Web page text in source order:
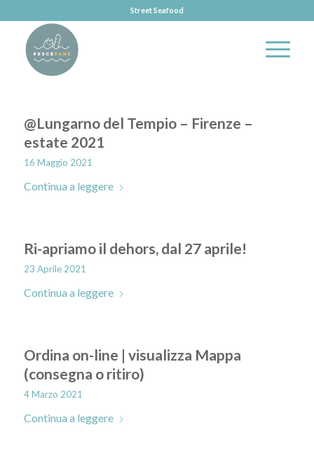
Street Seafood
@Lungarno del Tempio – Firenze –
estate 2021
16 Maggio 2021
Continua a leggere
Ri-apriamo il dehors, dal 27 aprile!
23 Aprile 2021
Continua a leggere
Ordina on-line | visualizza Mappa
(consegna o ritiro)
4 Marzo 2021
Continua a leggere